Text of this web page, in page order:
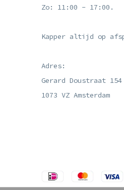
Zo: 11:00 - 17:00.
Kapper altijd op
Adres:
Gerard Doustraat 154
1073 VZ Amsterdam